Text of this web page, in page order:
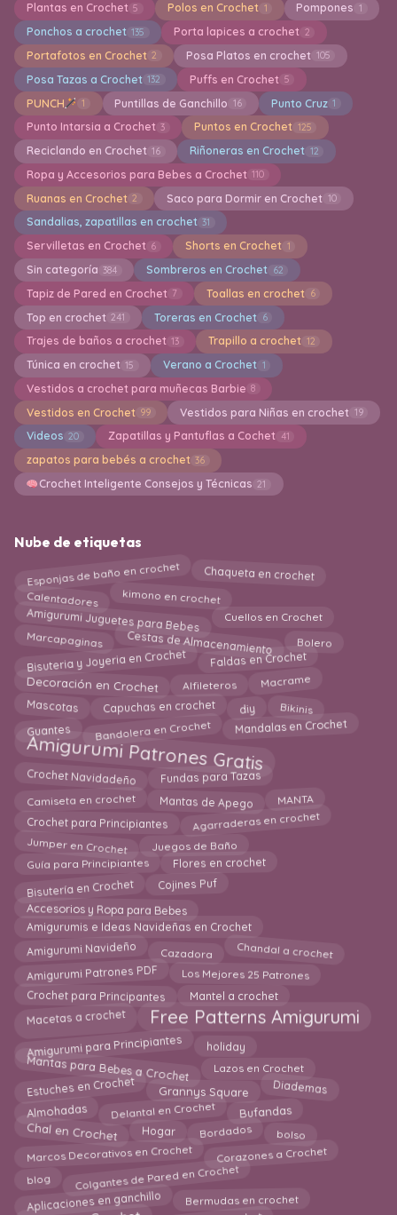
Plantas en Crochet 5 Polos en Crochet 1 Pompones 1
Ponchos a crochet 135 Porta lapices a crochet 2
Portafotos en Crochet 2 Posa Platos en crochet 105
Posa Tazas a Crochet 132 Puffs en Crochet 5
PUNCH 1 Puntillas de Ganchillo 16 Punto Cruz 1
Punto Intarsia a Crochet 3 Puntos en Crochet 125
Reciclando en Crochet 16 Riñoneras en Crochet 12
Ropa y Accesorios para Bebes a Crochet 110
Ruanas en Crochet 2 Saco para Dormir en Crochet 10
Sandalias, zapatillas en crochet 31
Servilletas en Crochet 6 Shorts en Crochet 1
Sin categoría 384 Sombreros en Crochet 62
Tapiz de Pared en Crochet 7 Toallas en crochet 6
Top en crochet 241 Toreras en Crochet 6
Trajes de baños a crochet 13 Trapillo a crochet 12
Túnica en crochet 15 Verano a Crochet 1
Vestidos a crochet para muñecas Barbie 8
Vestidos en Crochet 99 Vestidos para Niñas en crochet 19
Videos 20 Zapatillas y Pantuflas a Cochet 41
zapatos para bebés a crochet 36
Crochet Inteligente Consejos y Técnicas 21
Nube de etiquetas
Esponjas de baño en crochet Chaqueta en crochet
Calentadores kimono en crochet
Amigurumi Juguetes para Bebes Cuellos en Crochet
Marcapaginas Cestas de Almacenamiento Bolero
Bisuteria y Joyeria en Crochet Faldas en Crochet
Decoración en Crochet Alfileteros Macrame
Mascotas Capuchas en crochet diy Bikinis
Guantes Bandolera en Crochet Mandalas en Crochet
Amigurumi Patrones Gratis
Crochet Navidadeño Fundas para Tazas
Camiseta en crochet Mantas de Apego MANTA
Crochet para Principiantes Agarraderas en crochet
Jumper en Crochet Juegos de Baño
Guía para Principiantes Flores en crochet
Bisutería en Crochet Cojines Puf
Accesorios y Ropa para Bebes
Amigurumis e Ideas Navideñas en Crochet
Amigurumi Navideño Cazadora Chandal a crochet
Amigurumi Patrones PDF Los Mejores 25 Patrones
Crochet para Principantes Mantel a crochet
Macetas a crochet Free Patterns Amigurumi
Amigurumi para Principiantes holiday
Mantas para Bebes a Crochet Lazos en Crochet
Estuches en Crochet Grannys Square Diademas
Almohadas Delantal en Crochet Bufandas
Chal en Crochet Hogar Bordados bolso
Marcos Decorativos en Crochet Corazones a Crochet
blog Colgantes de Pared en Crochet
Aplicaciones en ganchillo Bermudas en crochet